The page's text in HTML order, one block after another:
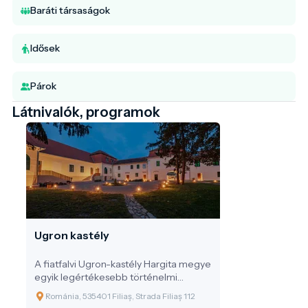
Baráti társaságok
Idősek
Párok
Látnivalók, programok
Ugron kastély
A fiatfalvi Ugron-kastély Hargita megye
egyik legértékesebb történelmi
műemléke, amely több mint 550 éves
múltat őriz a Nyikó mente szívében.
Románia, 535401 Filiaș, Strada Filiaș 112